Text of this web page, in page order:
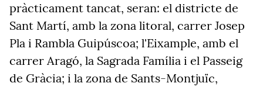
pràcticament tancat, seran: el districte de
Sant Martí, amb la zona litoral, carrer Josep
Pla i Rambla Guipúscoa; l'Eixample, amb el
carrer Aragó, la Sagrada Família i el Passeig
de Gràcia; i la zona de Sants-Montjuïc,